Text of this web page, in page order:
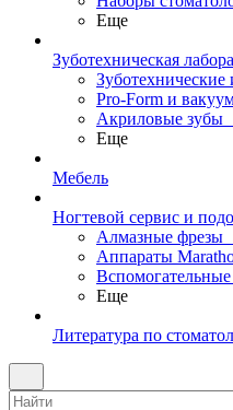
Еще
Зуботехническая
Pro-Form и
Акриловые зубы
Еще
Мебель
Ногтевой сервис и
Алмазные фрезы
Аппараты
Еще
Литература по